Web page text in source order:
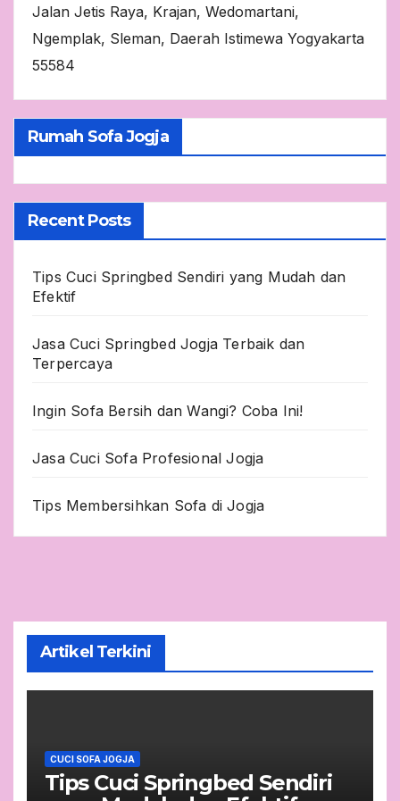
Jalan Jetis Raya, Krajan, Wedomartani,
Ngemplak, Sleman, Daerah Istimewa Yogyakarta
55584
Rumah Sofa Jogja
Recent Posts
Tips Cuci Springbed Sendiri yang Mudah dan
Efektif
Jasa Cuci Springbed Jogja Terbaik dan
Terpercaya
Ingin Sofa Bersih dan Wangi? Coba Ini!
Jasa Cuci Sofa Profesional Jogja
Tips Membersihkan Sofa di Jogja
Artikel Terkini
CUCI SOFA JOGJA
Tips Cuci Springbed Sendiri